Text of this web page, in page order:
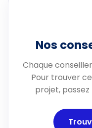
Nos
Chaque
Pour trouver
projet,